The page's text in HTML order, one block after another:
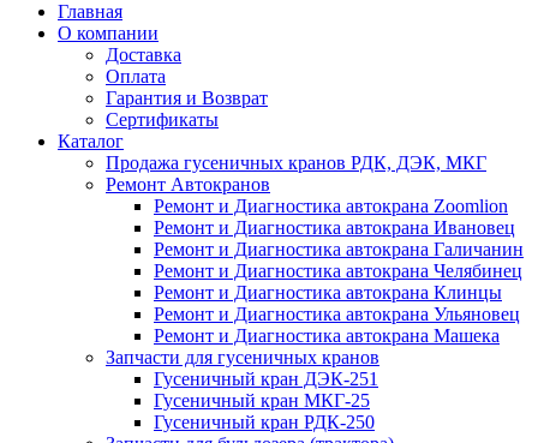
Главная
О компании
Доставка
Оплата
Гарантия и Возврат
Сертификаты
Каталог
Продажа гусеничных кранов РДК, ДЭК, МКГ
Ремонт Автокранов
Ремонт и Диагностика автокрана Zoomlion
Ремонт и Диагностика автокрана Ивановец
Ремонт и Диагностика автокрана Галичанин
Ремонт и Диагностика автокрана Челябинец
Ремонт и Диагностика автокрана Клинцы
Ремонт и Диагностика автокрана Ульяновец
Ремонт и Диагностика автокрана Машека
Запчасти для гусеничных кранов
Гусеничный кран ДЭК-251
Гусеничный кран МКГ-25
Гусеничный кран РДК-250